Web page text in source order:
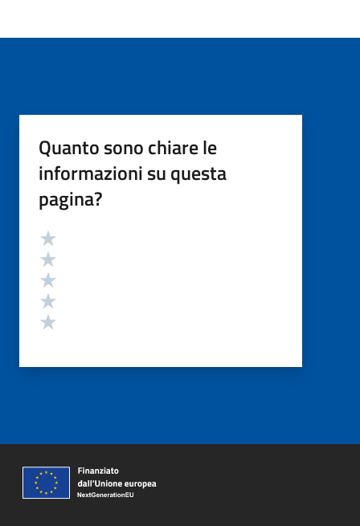
Quanto sono chiare le
informazioni su questa
pagina?
Valutazione